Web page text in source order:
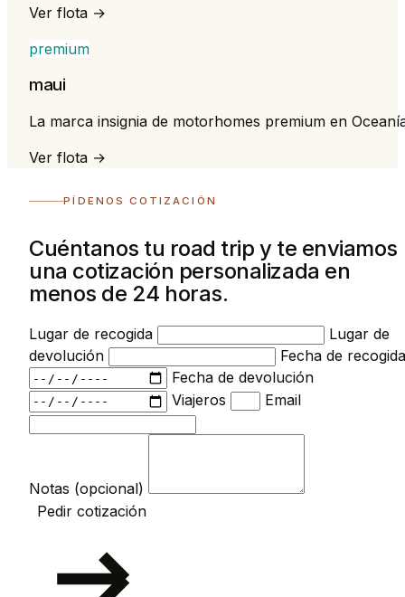
Ver flota →
premium
maui
La marca insignia de motorhomes premium en
Ver flota →
PÍDENOS COTIZACIÓN
Cuéntanos tu road trip y te enviamos
una cotización personalizada en
menos de 24 horas.
Lugar de recogida
Lugar de
devolución
Fecha de recogida
Fecha de devolución
Viajeros
Email
Notas (opcional)
Pedir cotización